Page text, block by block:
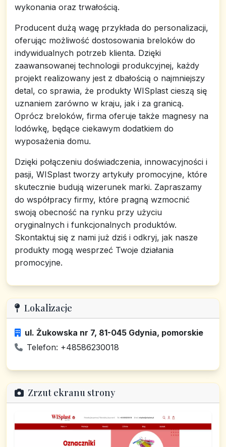
wykonania oraz trwałością.
Producent dużą wagę przykłada do personalizacji,
oferując możliwość dostosowania breloków do
indywidualnych potrzeb klienta. Dzięki
zaawansowanej technologii produkcyjnej, każdy
projekt realizowany jest z dbałością o najmniejszy
detal, co sprawia, że produkty WISplast cieszą się
uznaniem zarówno w kraju, jak i za granicą.
Oprócz breloków, firma oferuje także magnesy na
lodówkę, będące ciekawym dodatkiem do
wyposażenia domu.
Dzięki połączeniu doświadczenia, innowacyjności i
pasji, WISplast tworzy artykuły promocyjne, które
skutecznie budują wizerunek marki. Zapraszamy
do współpracy firmy, które pragną wzmocnić
swoją obecność na rynku przy użyciu
oryginalnych i funkcjonalnych produktów.
Skontaktuj się z nami już dziś i odkryj, jak nasze
produkty mogą wesprzeć Twoje działania
promocyjne.
Lokalizacje
ul. Żukowska nr 7, 81-045 Gdynia, pomorskie
Telefon: +48586230018
Zrzut ekranu strony